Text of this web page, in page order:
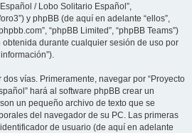
Español / Lobo Solitario Español”,
y phpBB (de aquí en adelante “ellos”,
“phpBB Limited”, “phpBB Teams”)
durante cualquier sesión de uso por
vías. Primeramente, navegar por “Proyecto
hará al software phpBB crear un
un pequeño archivo de texto que se
del navegador de su PC. Las primeras
de usuario (de aquí en adelante